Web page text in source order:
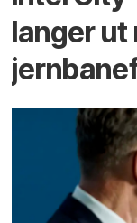
langer ut